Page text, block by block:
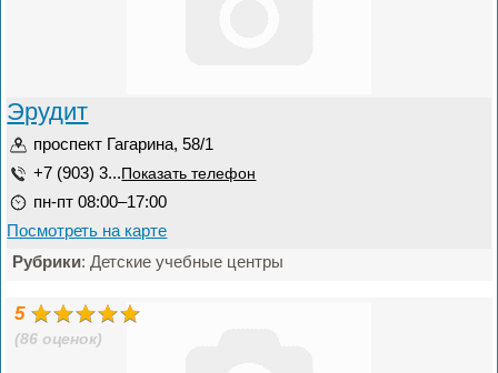
Эрудит
проспект Гагарина, 58/1
+7 (903) 3... Показать телефон
пн-пт 08:00–17:00
Посмотреть на карте
Рубрики: Детские учебные центры
5
(86 оценок)